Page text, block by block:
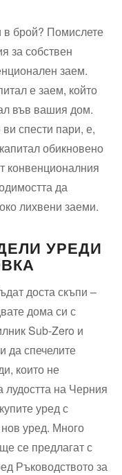
в брой? Помислете
за собствен
заем.
е заем, който
във вашия дом.
спести пари, е,
обикновено
конвенционалния
да
лихвени заеми.
УРЕДИ
доста скъпи –
дома си с
Sub-Zero и
да спечелите
които не
на Черния
уред с
уред. Много
се предлагат с
Ръководството за